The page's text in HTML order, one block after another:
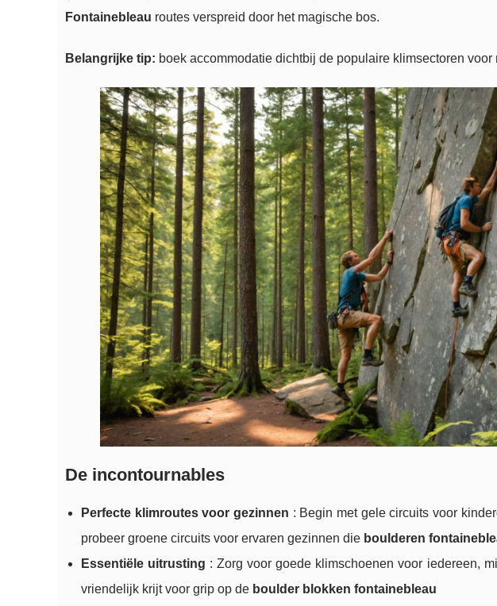
Fontainebleau routes verspreid door het magische bos.
Belangrijke tip: boek accommodatie dichtbij de populaire klimsectoren voor
De incontournables
Perfecte klimroutes voor gezinnen : Begin met gele circuits voor
probeer groene circuits voor ervaren gezinnen die boulderen
Essentiële uitrusting : Zorg voor goede klimschoenen voor iedereen,
vriendelijk krijt voor grip op de boulder blokken fontainebleau